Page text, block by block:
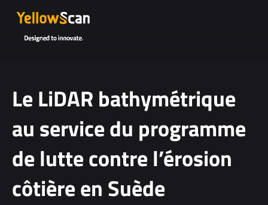
Le LiDAR bathymétrique
au service du programme
de lutte contre l’érosion
côtière en Suède
Project